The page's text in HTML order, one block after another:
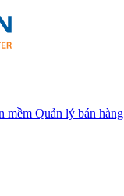
mềm Quản lý bán hàng